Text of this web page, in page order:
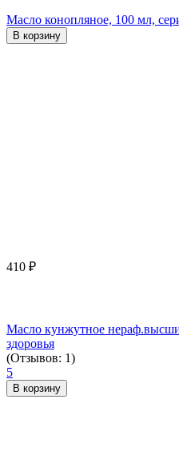
Масло конопляное, 100 мл,
В корзину
410 ₽
Масло кунжутное
здоровья
(Отзывов: 1)
5
В корзину